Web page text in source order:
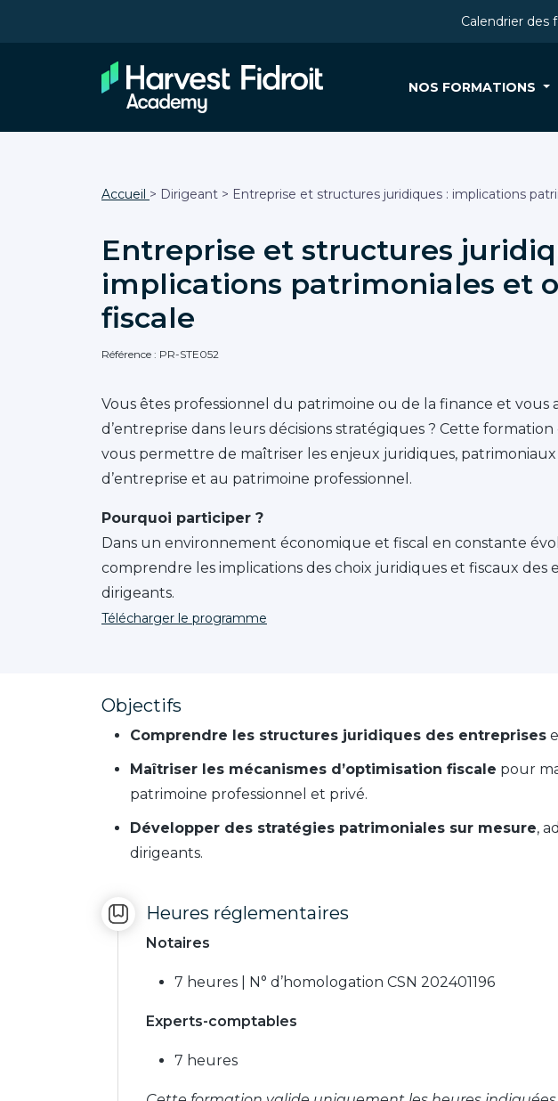
Calendrier des
NOS FORMATIONS
Accueil > Dirigeant > Entreprise et structures juridiques : implications
Entreprise et structures
implications patrimoniales et
fiscale
Référence : PR-STE052
Vous êtes professionnel du patrimoine ou de la finance et vous
d’entreprise dans leurs décisions stratégiques ? Cette
vous permettre de maîtriser les enjeux juridiques,
d’entreprise et au patrimoine professionnel.
Pourquoi participer ?
Dans un environnement économique et fiscal en constante
comprendre les implications des choix juridiques et fiscaux des
dirigeants.
Télécharger le programme
Objectifs
Comprendre les structures juridiques des entreprises
Maîtriser les mécanismes d’optimisation fiscale pour
patrimoine professionnel et privé.
Développer des stratégies patrimoniales sur mesure,
dirigeants.
Heures réglementaires
Notaires
7 heures | N° d’homologation CSN 202401196
Experts-comptables
7 heures